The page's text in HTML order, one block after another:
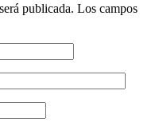
publicada. Los campos